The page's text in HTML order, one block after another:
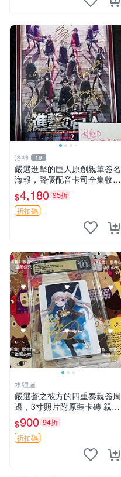
洛神 19
嚴選進擊的巨人原創親筆簽名
海報，聲優配音卡司全集收藏
推薦 艾倫、三笠、阿明、埃
爾文巨細靡遺肖像照
$4,180 95折
折扣碼
水狸屋
嚴選蒼之彼方的四重奏親簽周
邊，3寸照片附原裝卡磚 親簽
照 收藏級 影印品 杜蕾斯相紙
質地 限量版 Aokana Four Rh
ythm 藍光紀念照 簽名
$900 94折
折扣碼